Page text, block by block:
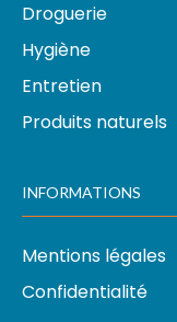
Droguerie
Hygiène
Entretien
Produits naturels
INFORMATIONS
Mentions légales
Confidentialité